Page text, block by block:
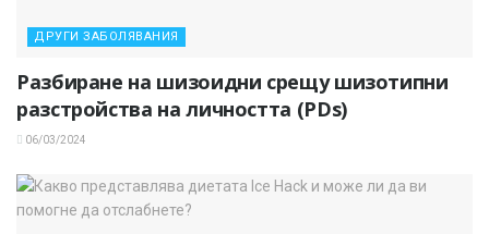
ДРУГИ ЗАБОЛЯВАНИЯ
Разбиране на шизоидни срещу шизотипни
разстройства на личността (PDs)
06/03/2024